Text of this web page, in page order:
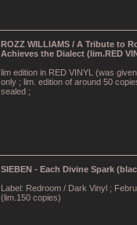
ROZZ WILLIAMS / A Tribute to
Achieves the Dialect (lim.RED
lim edition in RED VINYL (was
only ; lim. edition of around 50
sealed ;
SIEBEN - Each Divine Spark
Label: Redroom / Dark Vinyl ;
(lim.150 copies)